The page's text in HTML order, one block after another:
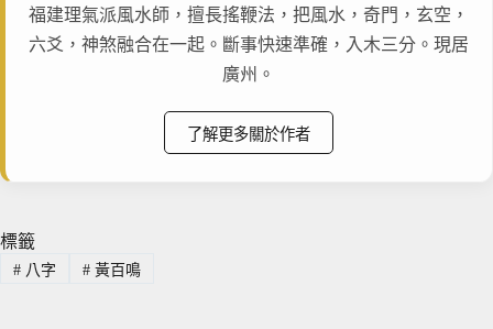
福建理氣派風水師，擅長搖鞭法，把風水，奇門，玄空，
六爻，神煞融合在一起。斷事快速準確，入木三分。現居
廣州。
了解更多關於作者
標籤
#八字 #黃百鳴